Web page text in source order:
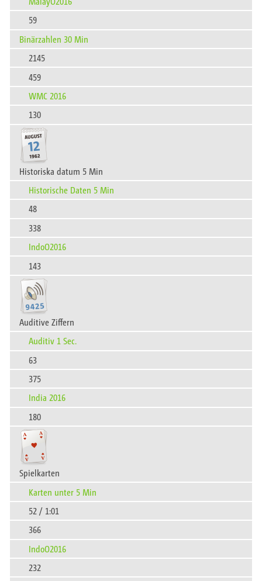
59
Binärzahlen 30 Min
2145
459
WMC 2016
130
Historiska datum 5 Min
Historische Daten 5 Min
48
338
IndoO2016
143
Auditive Ziffern
Auditiv 1 Sec.
63
375
India 2016
180
Spielkarten
Karten unter 5 Min
52 / 1:01
366
IndoO2016
232